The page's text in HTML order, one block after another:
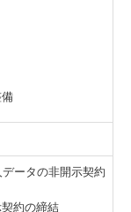
ータの非開示契約
約の締結